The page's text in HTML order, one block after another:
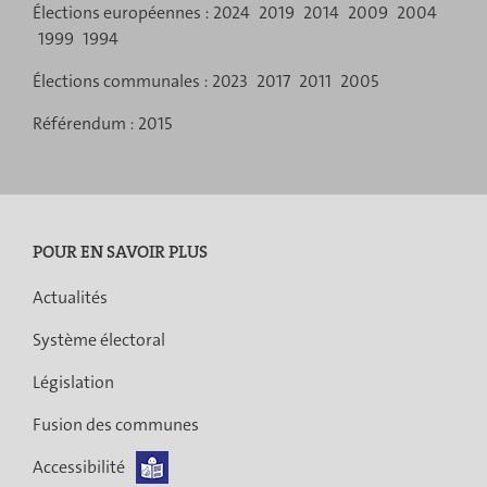
navigation
Élections européennes : 2024 2019 2014 2009 2004
1999 1994
Élections communales : 2023 2017 2011 2005
Référendum : 2015
POUR EN SAVOIR PLUS
Actualités
Système électoral
Législation
Fusion des communes
Accessibilité